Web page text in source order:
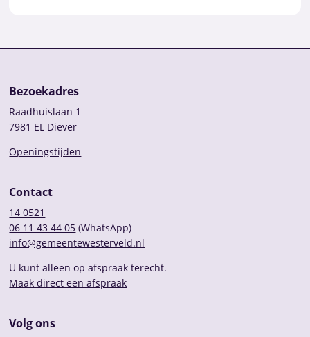
Bezoekadres
Raadhuislaan 1
7981 EL Diever
Openingstijden
Contact
14 0521
06 11 43 44 05 (WhatsApp)
info@gemeentewesterveld.nl
U kunt alleen op afspraak terecht.
Maak direct een afspraak
Volg ons